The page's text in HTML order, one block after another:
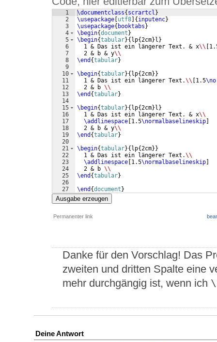
1
2
3
4
5
6
7
8
9
10
11
12
13
14
15
16
17
18
19
20
21
22
23
24
25
26
27
\documentclass{ scrartcl }
\usepackage utf8 { inputenc}
\usepackage{ booktabs }
\begin{document }
\begin{tabular}{ lp{2cm} l }
  1 & Das ist ein längerer Text. & x
\\
  2 & b & y
\\
\end {tabular}
\begin{tabular}{ lp{2cm}}
  1 & Das ist ein längerer Text.
\\ 1.5
  2 & b
\\
\end {tabular}
\begin{tabular}{ lp{2cm} l }
  1 & Das ist ein längerer Text. & x
\\
\addlinespace 1.5\normalbaselineskip
  2 & b & y
\\
\end {tabular}
\begin{tabular}{ lp{2cm}}
  1 & Das ist ein längerer Text.
\\
\addlinespace 1.5\normalbaselineskip
  2 & b
\\
\end {tabular}
\end {document }
Ausgabe erzeugen
Permanenter link
Danke für den Vorschlag! Das
zweiten und dritten Spalte eine
mehr durchgängig ist, wenn ich
Deine Antwort